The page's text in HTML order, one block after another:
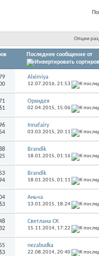
Опции
Последнее сообщение от
Alximiya
12.07.2016, 21:53
Орхидея
02.04.2015, 15:06
Innafairy
03.03.2015, 20:11
Brandik
18.01.2015, 01:16
Brandik
18.01.2015, 01:11
Аньча
13.01.2015, 18:24
Светлана СК
15.11.2014, 17:22
nezabudka
22.08.2014, 20:40